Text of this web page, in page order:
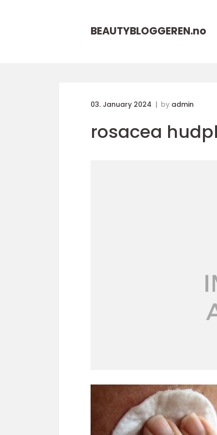
BEAUTYBLOGGEREN.no
03. January 2024 by admin
rosacea